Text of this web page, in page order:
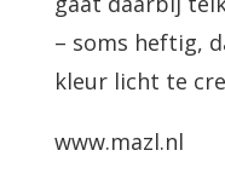
– soms heftig,
kleur licht te
www.mazl.nl